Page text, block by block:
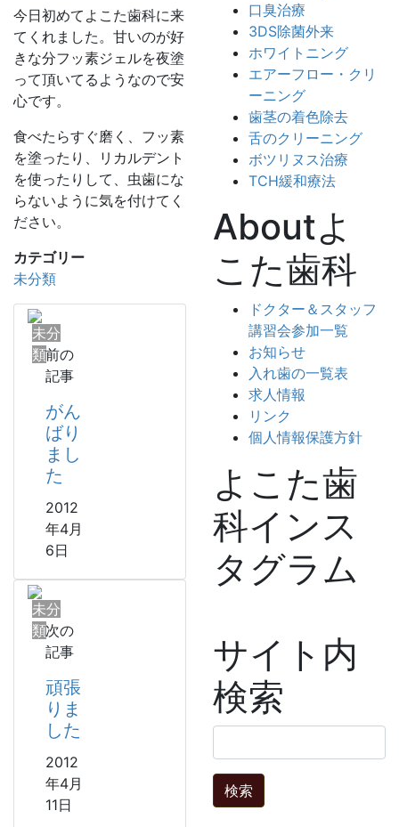
今日初めてよこた歯科に来
てくれました。甘いのが好
きな分フッ素ジェルを夜塗
って頂いてるようなので安
心です。
食べたらすぐ磨く、フッ素
を塗ったり、リカルデント
を使ったりして、虫歯にな
らないように気を付けてく
ださい。
カテゴリー
未分類
未分
類前の
記事
がん
ばり
まし
た
2012
年4月
6日
未分
類次の
記事
頑張
りま
した
2012
年4月
11日
口臭治療
3DS除菌外来
ホワイトニング
エアーフロー・クリ
ーニング
歯茎の着色除去
舌のクリーニング
ボツリヌス治療
TCH緩和療法
Aboutよ
こた歯科
ドクター＆スタッフ
講習会参加一覧
お知らせ
入れ歯の一覧表
求人情報
リンク
個人情報保護方針
よこた歯
科インス
タグラム
サイト内
検索
索: